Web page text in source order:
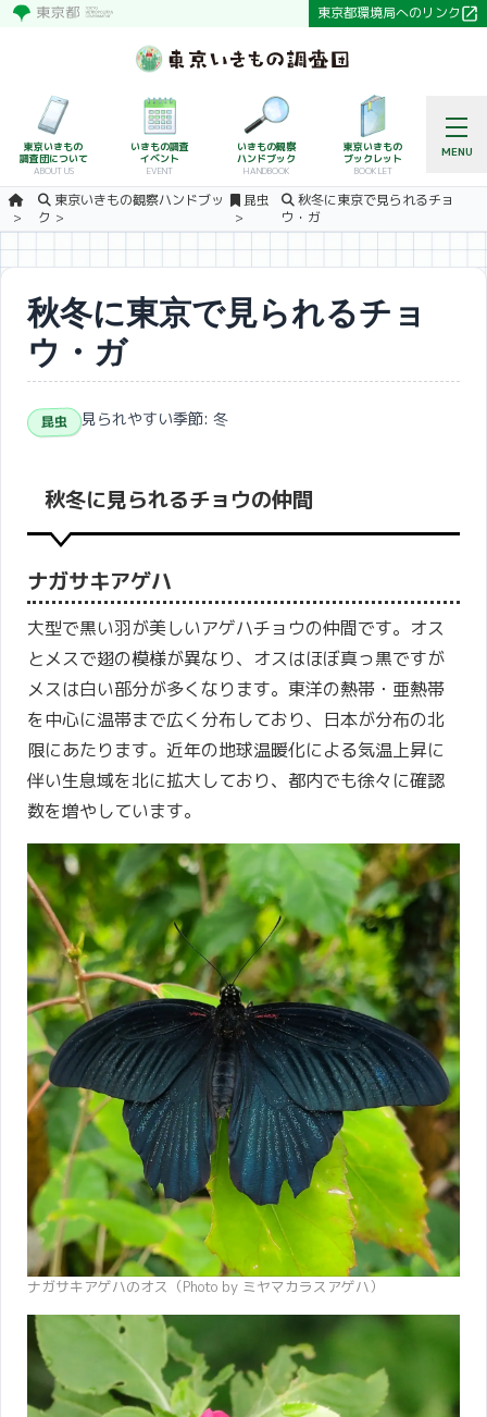
東京都環境局へのリンク
MENU
東京いきもの
調査団について
ABOUT US
いきもの調査
イベント
EVENT
いきもの観察
ハンドブック
HANDBOOK
東京いきもの
ブックレット
BOOKLET
東京いきもの観察ハンドブッ
ク
昆虫
秋冬に東京で見られるチョ
ウ・ガ
秋冬に東京で見られるチョ
ウ・ガ
昆虫 見られやすい季節: 冬
秋冬に見られるチョウの仲間
ナガサキアゲハ
大型で黒い羽が美しいアゲハチョウの仲間です。オス
とメスで翅の模様が異なり、オスはほぼ真っ黒ですが
メスは白い部分が多くなります。東洋の熱帯・亜熱帯
を中心に温帯まで広く分布しており、日本が分布の北
限にあたります。近年の地球温暖化による気温上昇に
伴い生息域を北に拡大しており、都内でも徐々に確認
数を増やしています。
ナガサキアゲハのオス（Photo by ミヤマカラスアゲハ）